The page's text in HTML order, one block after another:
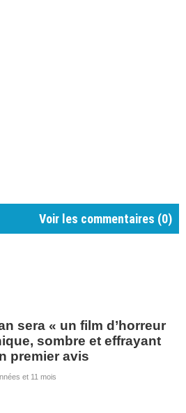
Voir les commentaires (0)
sera « un film d’horreur
sombre et effrayant
premier avis
et 11 mois